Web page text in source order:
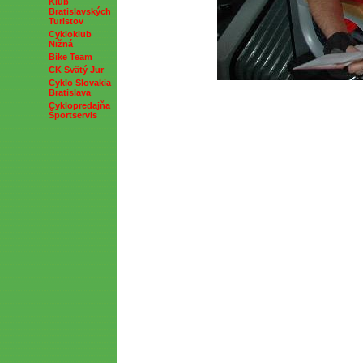
Bratislavských
Turistov
Cykloklub
Nižná
Bike Team
CK Svätý Jur
Cyklo Slovakia
Bratislava
Cyklopredajňa
Športservis